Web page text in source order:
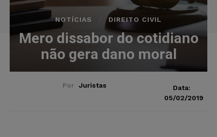
NOTÍCIAS DIREITO CIVIL
Mero dissabor do cotidiano
não gera dano moral
Por Juristas
Data:
05/02/2019